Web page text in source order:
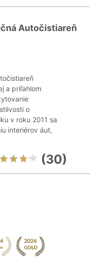
Autočistiareň
a priľahlom
o
v roku 2011 sa
interiérov áut,
(30)